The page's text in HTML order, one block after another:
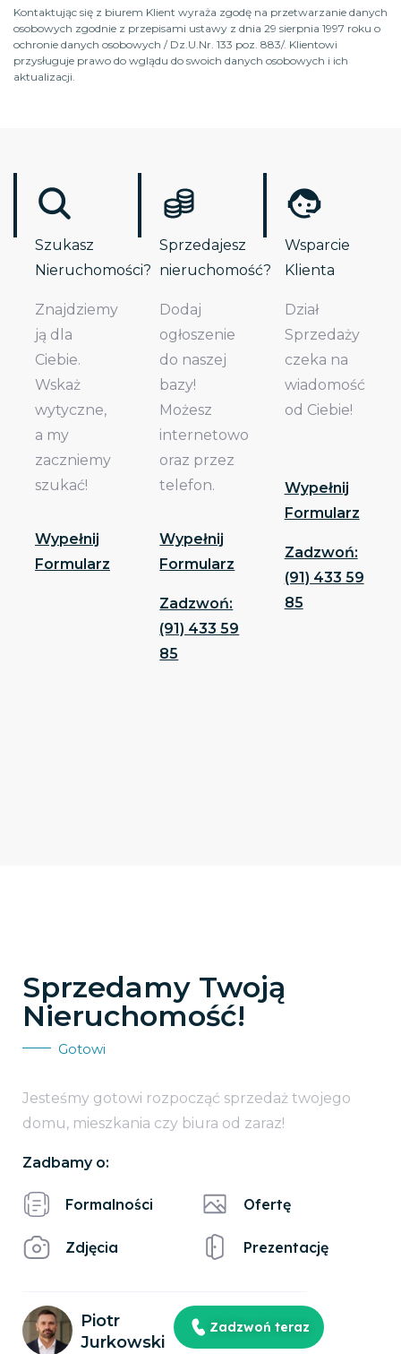
Kontaktując się z biurem Klient wyraża zgodę na przetwarzanie danych
osobowych zgodnie z przepisami ustawy z dnia 29 sierpnia 1997 roku o
ochronie danych osobowych / Dz.U.Nr. 133 poz. 883/. Klientowi
przysługuje prawo do wglądu do swoich danych osobowych i ich
aktualizacji.
Szukasz
Nieruchomości?
Znajdziemy
ją dla
Ciebie.
Wskaż
wytyczne,
a my
zaczniemy
szukać!
Wypełnij
Formularz
Sprzedajesz
nieruchomość?
Dodaj
ogłoszenie
do naszej
bazy!
Możesz
internetowo
oraz przez
telefon.
Wypełnij
Formularz
Zadzwoń:
(91) 433 59
85
Wsparcie
Klienta
Dział
Sprzedaży
czeka na
wiadomość
od Ciebie!
Wypełnij
Formularz
Zadzwoń:
(91) 433 59
85
Sprzedamy Twoją
Nieruchomość!
Gotowi
Jesteśmy gotowi rozpocząć sprzedaż twojego
domu, mieszkania czy biura od zaraz!
Zadbamy o:
Formalności
Zdjęcia
Ofertę
Prezentację
Piotr
Jurkowski
Zadzwoń teraz